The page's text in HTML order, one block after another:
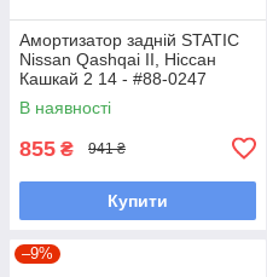
Амортизатор задній STATIC
Nissan Qashqai II, Ніссан
Кашкай 2 14 - #88-0247
UAZUANS7
В наявності
855 ₴ 941 ₴
Купити
–9%